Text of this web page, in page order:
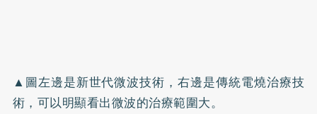
▲圖左邊是新世代微波技術，右邊是傳統電燒治療技
術，可以明顯看出微波的治療範圍大。